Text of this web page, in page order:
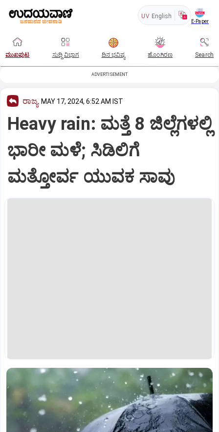
UV English
E-Paper
ಮುಖಪುಟ ಸುದ್ದಿ ವಿಭಾಗ ದಿನ ಭವಿಷ್ಯ ಹೊಂಗಿರಣ Search
ADVERTISEMENT
ರಾಜ್ಯ MAY 17, 2024, 6:52 AM IST
Heavy rain: ಮತ್ತೆ 8 ಜಿಲ್ಲೆಗಳಲ್ಲಿ
ಭಾರೀ ಮಳೆ; ಸಿಡಿಲಿಗೆ
ಮತ್ತೋರ್ವ ಯುವಕ ಸಾವು